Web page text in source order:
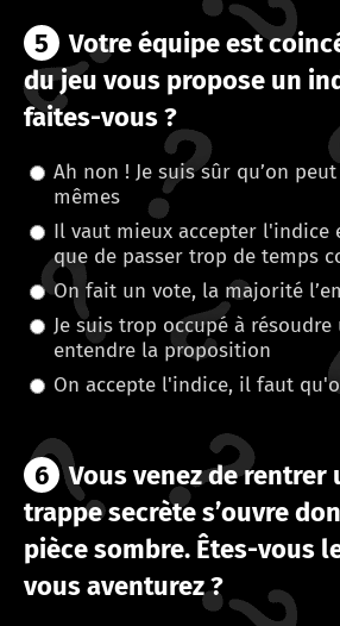
5
Votre équipe est
du jeu vous propose un
faites-vous ?
Ah non ! Je suis sûr qu’on
mêmes
Il vaut mieux accepter l'indice
que de passer trop de temps
On fait un vote, la majorité
Je suis trop occupé à
entendre la proposition
On accepte l'indice, il faut
6 Vous venez de rentrer
trappe secrète s’ouvre
pièce sombre. Êtes-vous
vous aventurez ?